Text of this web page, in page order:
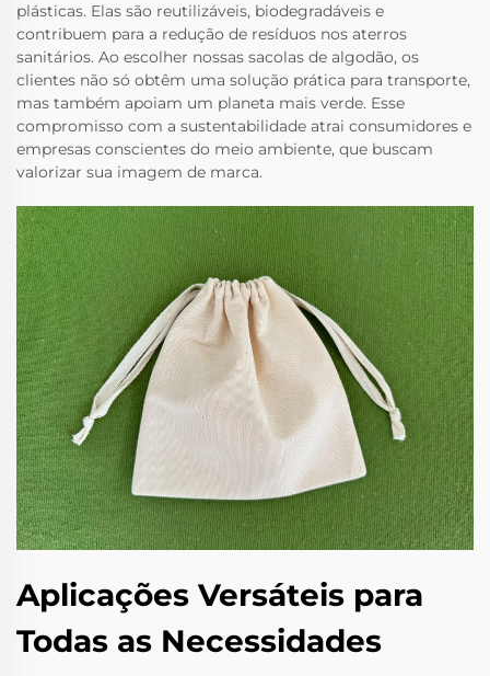
plásticas. Elas são reutilizáveis, biodegradáveis e
contribuem para a redução de resíduos nos aterros
sanitários. Ao escolher nossas sacolas de algodão, os
clientes não só obtêm uma solução prática para transporte,
mas também apoiam um planeta mais verde. Esse
compromisso com a sustentabilidade atrai consumidores e
empresas conscientes do meio ambiente, que buscam
valorizar sua imagem de marca.
Aplicações Versáteis para
Todas as Necessidades